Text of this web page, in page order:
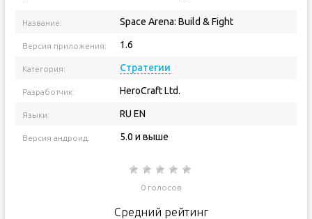
Название: Space Arena: Build & Fight
Версия приложения: 1.6
Категория: Стратегии
Разработчик: HeroCraft Ltd.
Языки: RU EN
Версия андроид: 5.0 и выше
0 голосов
Средний рейтинг